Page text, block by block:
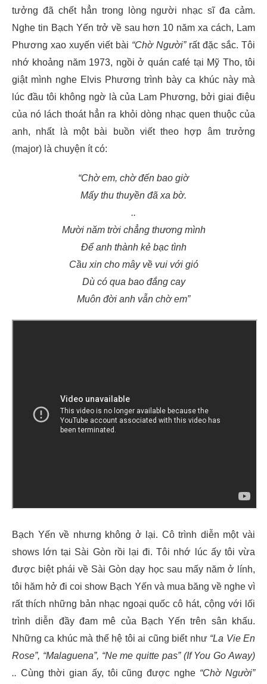
tưởng đã chết hẳn trong lòng người nhạc sĩ đa cảm.
Nghe tin Bạch Yến trở về sau hơn 10 năm xa cách, Lam
Phương xao xuyến viết bài “Chờ Người”rất đặc sắc. Tôi
nhớ khoảng năm 1973, ngồi ở quán café tại Mỹ Tho, tôi
giật mình nghe Elvis Phương trình bày ca khúc này mà
lúc đầu tôi không ngờ là của Lam Phương, bởi giai điệu
của nó lách thoát hẳn ra khỏi dòng nhạc quen thuộc của
anh, nhất là một bài buồn viết theo hợp âm trưởng
(major) là chuyện ít có:
“Chờ em, chờ đến bao giờ
Mấy thu thuyền đã xa bờ.
..
Mười năm trời chẳng thương mình
Để anh thành kẻ bạc tình
Cầu xin cho mây về vui với gió
Dù có qua bao đắng cay
Muôn đời anh vẫn chờ em”
Bạch Yến về nhưng không ở lại. Cô trình diễn một vài
shows lớn tại Sài Gòn rồi lại đi. Tôi nhớ lúc ấy tôi vừa
được biệt phái về Sài Gòn dạy học sau mấy năm ở lính,
tôi hăm hở đi coi show Bạch Yến và mua băng về nghe vì
rất thích những bản nhạc ngoại quốc cô hát, cộng với lối
trình diễn đầy đam mê của Bạch Yến trên sân khấu.
Những ca khúc mà thế hệ tôi ai cũng biết như “La Vie En
Rose”, “Malaguena”, “Ne me quitte pas” (If You Go Away)
.. Cùng thời gian ấy, tôi cũng được nghe “Chờ Người”